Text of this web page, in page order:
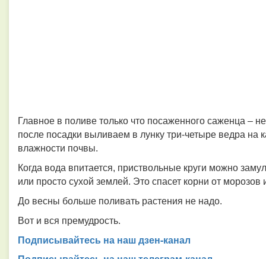
Главное в поливе только что посаженного саженца –
после посадки выливаем в лунку три-четыре ведра на
влажности почвы.
Когда вода впитается, приствольные круги можно
или просто сухой землей. Это спасет корни от
До весны больше поливать растения не надо.
Вот и вся премудрость.
Подписывайтесь на наш дзен-канал